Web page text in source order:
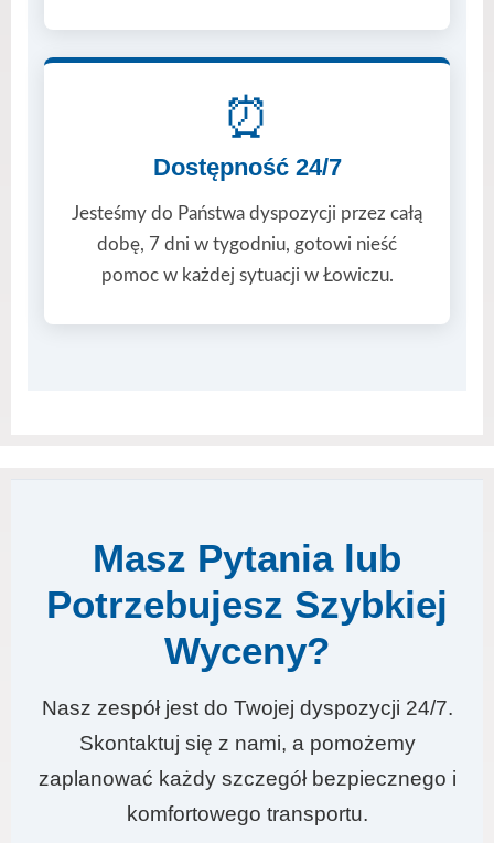
⏰
Dostępność 24/7
Jesteśmy do Państwa dyspozycji przez całą
dobę, 7 dni w tygodniu, gotowi nieść
pomoc w każdej sytuacji w Łowiczu.
Masz Pytania lub
Potrzebujesz Szybkiej
Wyceny?
Nasz zespół jest do Twojej dyspozycji 24/7.
Skontaktuj się z nami, a pomożemy
zaplanować każdy szczegół bezpiecznego i
komfortowego transportu.